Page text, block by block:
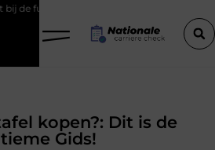
Het belang van goede werkschoenen
kopen?: Dit is de
Gids!